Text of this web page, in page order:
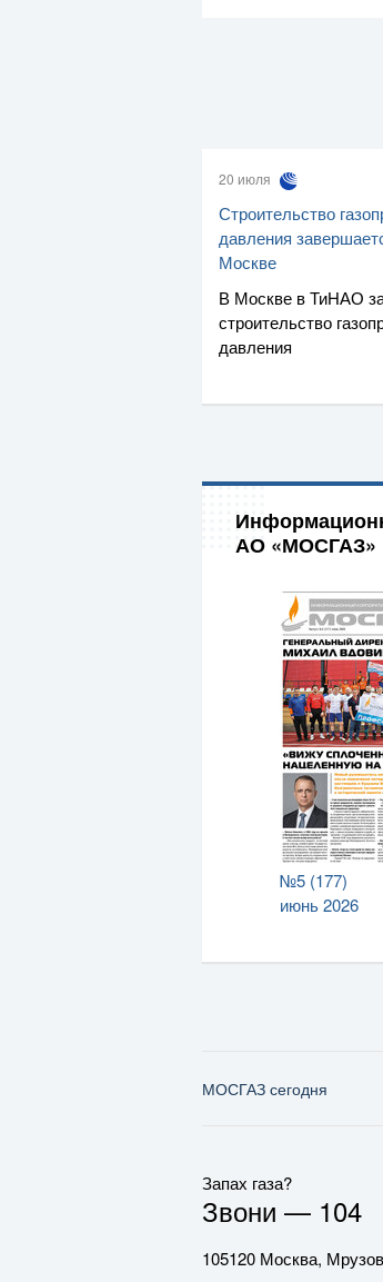
20 июля
Строительство
давления
Москве
В Москве в ТиНАО
строительство
давления
АО «МОСГАЗ»
№5 (177)
июнь 2026
МОСГАЗ сегодня
Запах газа?
Звони — 104
105120 Москва,